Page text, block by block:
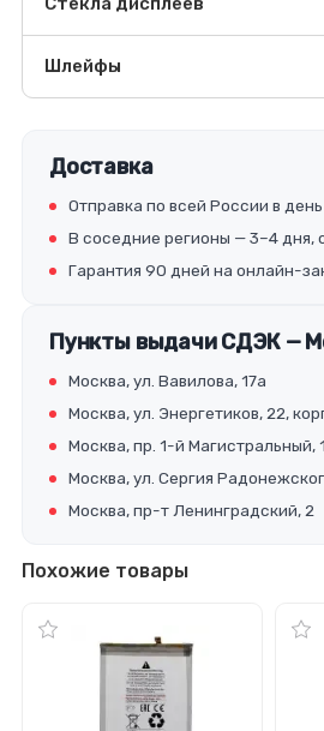
Шлейфы
Доставка
Отправка по всей России в день
В соседние регионы — 3–4 дня,
Гарантия 90 дней на онлайн-
Пункты выдачи СДЭК —
Москва, ул. Вавилова, 17а
Москва, ул. Энергетиков, 22,
Москва, пр. 1-й Магистральный,
Москва, ул. Сергия
Москва, пр-т Ленинградский, 2
Похожие товары